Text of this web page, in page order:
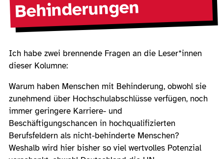
Behinderungen
Ich habe zwei brennende Fragen an die Leser*innen
dieser Kolumne:
Warum haben Menschen mit Behinderung, obwohl sie
zunehmend über Hochschulabschlüsse verfügen, noch
immer geringere Karriere- und
Beschäftigungschancen in hochqualifizierten
Berufsfeldern als nicht-behinderte Menschen?
Weshalb wird hier bisher so viel wertvolles Potenzial